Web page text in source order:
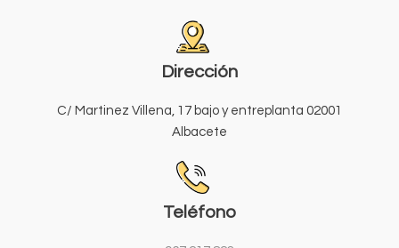
Dirección
C/ Martinez Villena, 17 bajo y entreplanta 02001
Albacete
Teléfono